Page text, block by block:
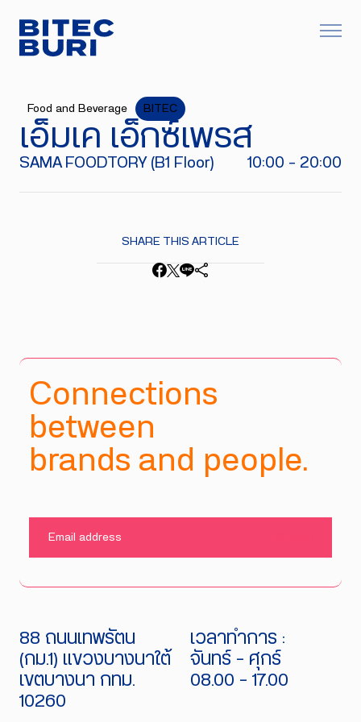
Food and Beverage BITEC
เอ็มเค เอ็กซ์เพรส
SAMA FOODTORY (B1 Floor) 10:00 - 20:00
SHARE THIS ARTICLE
Connections
between
brands and people.
88 ถนนเทพรัตน
(กม.1) แขวงบางนาใต้
เขตบางนา กทม.
10260
เวลาทำการ :
จันทร์ - ศุกร์
08.00 - 17.00